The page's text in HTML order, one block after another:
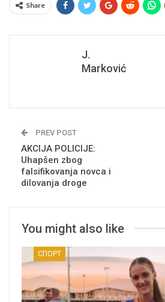
Share
J.
Marković
PREV POST
AKCIJA POLICIJE:
Uhapšen zbog
falsifikovanja novca i
dilovanja droge
You might also like
СПОРТ